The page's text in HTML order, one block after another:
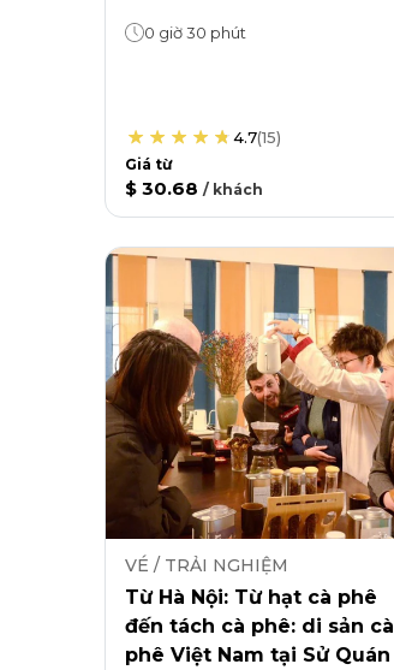
0 giờ 30 phút
4.7(15)
Giá từ
$ 30.68 / khách
VÉ / TRẢI NGHIỆM
Từ Hà Nội: Từ hạt cà phê
đến tách cà phê: di sản cà
phê Việt Nam tại Sử Quán